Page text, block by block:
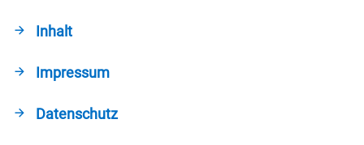
Inhalt
Impressum
Datenschutz